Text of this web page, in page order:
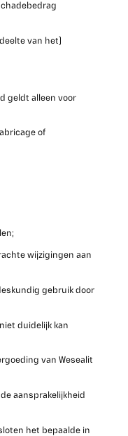
van het)
geldt alleen voor
of
wijzigingen aan
gebruik door
duidelijk kan
van Wesealit
aansprakelijkheid
het bepaalde in